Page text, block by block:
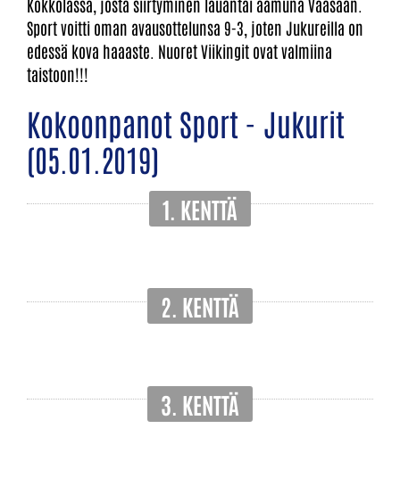
Kokkolassa, josta siirtyminen lauantai aamuna Vaasaan.
Sport voitti oman avausottelunsa 9-3, joten Jukureilla on
edessä kova haaaste. Nuoret Viikingit ovat valmiina
taistoon!!!
Kokoonpanot Sport - Jukurit
(05.01.2019)
1. KENTTÄ
2. KENTTÄ
3. KENTTÄ